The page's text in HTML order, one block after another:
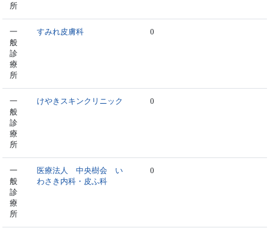
所
一
般
診
療
所
すみれ皮膚科 0
一
般
診
療
所
けやきスキンクリニック 0
一
般
診
療
所
医療法人 中央樹会 い
わさき内科・皮ふ科
0